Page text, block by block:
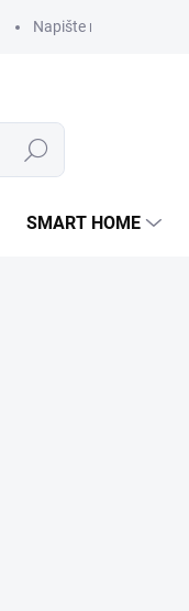
Napište nám
Hledat
SMART HOME